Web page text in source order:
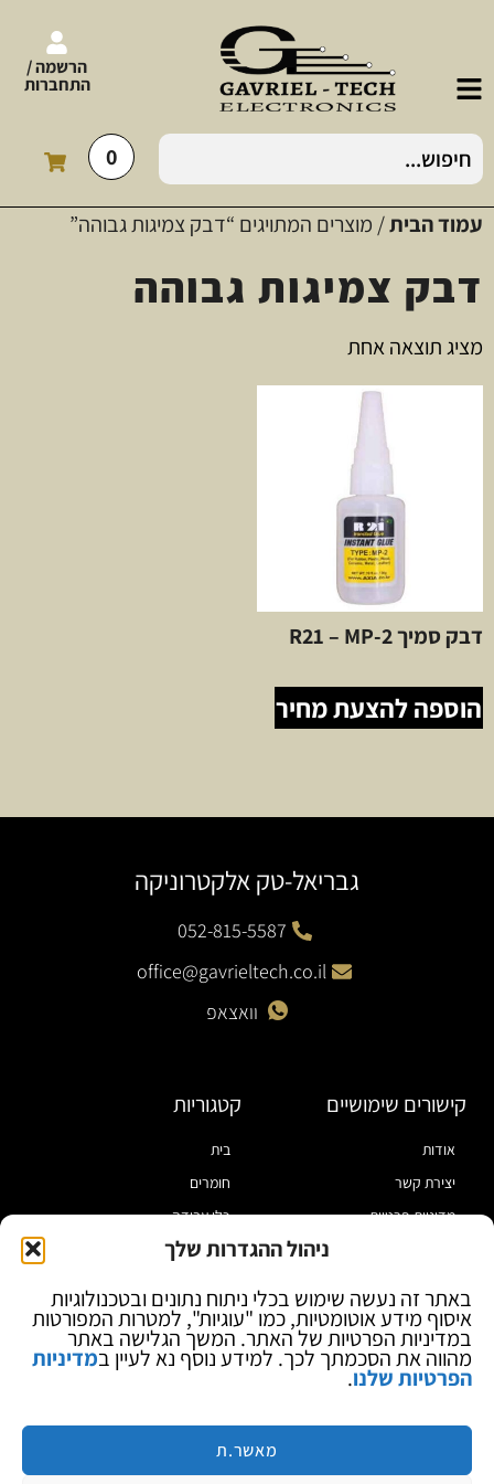
ניהול ההגדרות שלך
באתר זה נעשה שימוש בכלי ניתוח נתונים ובטכנולוגיות
איסוף מידע אוטומטיות, כמו "עוגיות", למטרות המפורטות
במדיניות הפרטיות של האתר. המשך הגלישה באתר
מהווה את הסכמתך לכך. למידע נוסף נא לעיין במדיניות
הפרטיות שלנו.
מאשר.ת
הרשמה /
התחברות
0
עמוד הבית/ מוצרים המתויגים “דבק צמיגות גבוהה”
דבק צמיגות גבוהה
מציג תוצאה אחת
דבק סמיך R21 – MP-2
הוספה להצעת מחיר
גבריאל-טק אלקטרוניקה
052-815-5587
office@gavrieltech.co.il
וואצאפ
קישורים שימושיים
אודות
יצירת קשר
מדיניות פרטיות
בלוג
קטגוריות
בית
חומרים
כלי עבודה
מוצרי הלחמה
ספקי כח ומודדים
ציוד אופטי להגדלה
מותגים